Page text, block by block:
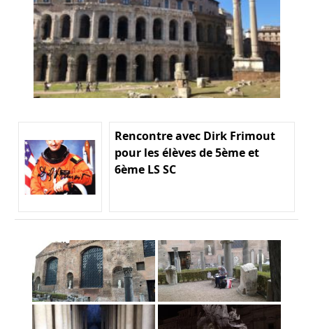
Rencontre avec Dirk Frimout
pour les élèves de 5ème et
6ème LS SC